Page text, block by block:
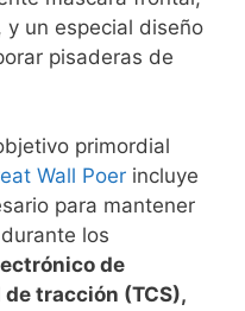
y un especial diseño
pisaderas de
primordial
Wall Poer incluye
para mantener
los
de
tracción (TCS),